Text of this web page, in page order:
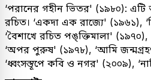
‘পরানের গহীন ভিতর' (১৯৮০): এটি
রচিত। ‘একদা এক রাজ্যে' (১৯৬১),
‘বৈশাখে রচিত পঙ্ক্তিমালা'
‘অপর পুরুষ' (১৯৭৮), ‘আমি
‘ধ্বংসস্তূপে কবি ও নগর' (২০০৯),